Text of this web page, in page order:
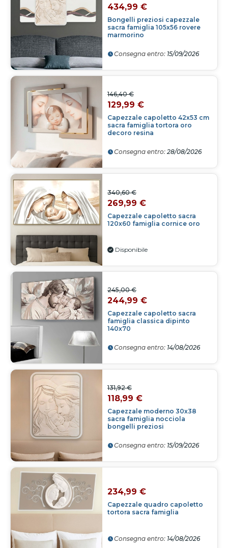
Bongelli preziosi capezzale
sacra famiglia 105x56 rovere
marmorino
434,99 €
Consegna entro: 15/09/2026
Capezzale capoletto 42x53 cm
sacra famiglia tortora oro
decoro resina
146,40 €
129,99 €
Consegna entro: 28/08/2026
Capezzale capoletto sacra
120x60 famiglia cornice oro
340,60 €
269,99 €
Disponibile
Capezzale capoletto sacra
famiglia classica dipinto
140x70
245,00 €
244,99 €
Consegna entro: 14/08/2026
Capezzale moderno 30x38
sacra famiglia nocciola
bongelli preziosi
131,92 €
118,99 €
Consegna entro: 15/09/2026
Capezzale quadro capoletto
tortora sacra famiglia
234,99 €
Consegna entro: 14/08/2026